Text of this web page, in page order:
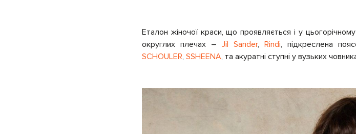
Еталон жіночої краси, що проявляється і у
округлих плечах – Jil Sander, Rindi, підкреслена
SCHOULER, SSHEENA, та акуратні ступні у вузьких